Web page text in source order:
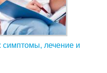
симптомы, лечение и